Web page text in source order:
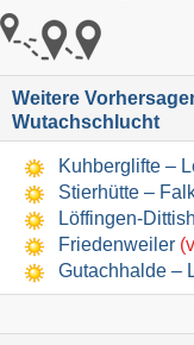
Weitere
Wutachschlucht
Kuhberglifte –
Stierhütte –
Löffingen-
Friedenweiler
Gutachhalde –